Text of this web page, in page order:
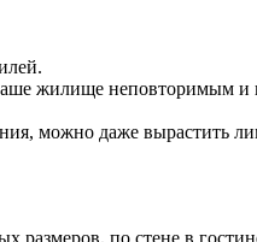
жилище неповторимым и
можно даже вырастить
размеров, по стене в